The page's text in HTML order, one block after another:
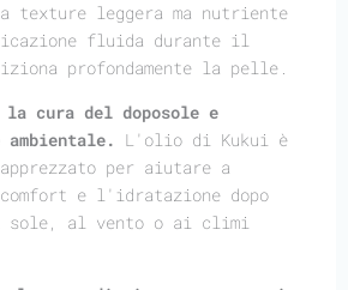
texture leggera ma nutriente
fluida durante il
profondamente la pelle.
cura del doposole e
L'olio di Kukui è
per aiutare a
e l'idratazione dopo
sole, al vento o ai climi